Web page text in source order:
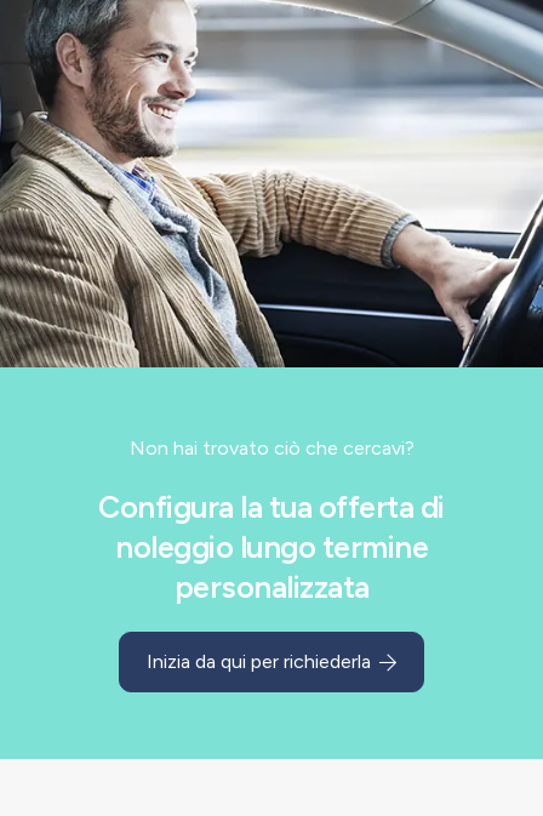
Non hai trovato ciò che cercavi?
Configura la tua offerta di
noleggio lungo termine
personalizzata
Inizia da qui per richiederla